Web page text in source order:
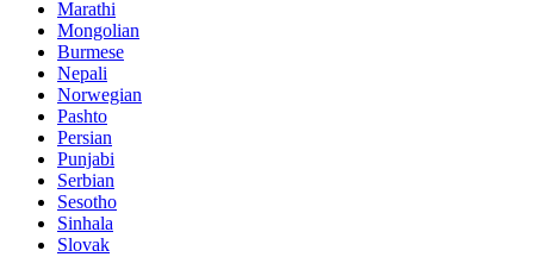
Marathi
Mongolian
Burmese
Nepali
Norwegian
Pashto
Persian
Punjabi
Serbian
Sesotho
Sinhala
Slovak